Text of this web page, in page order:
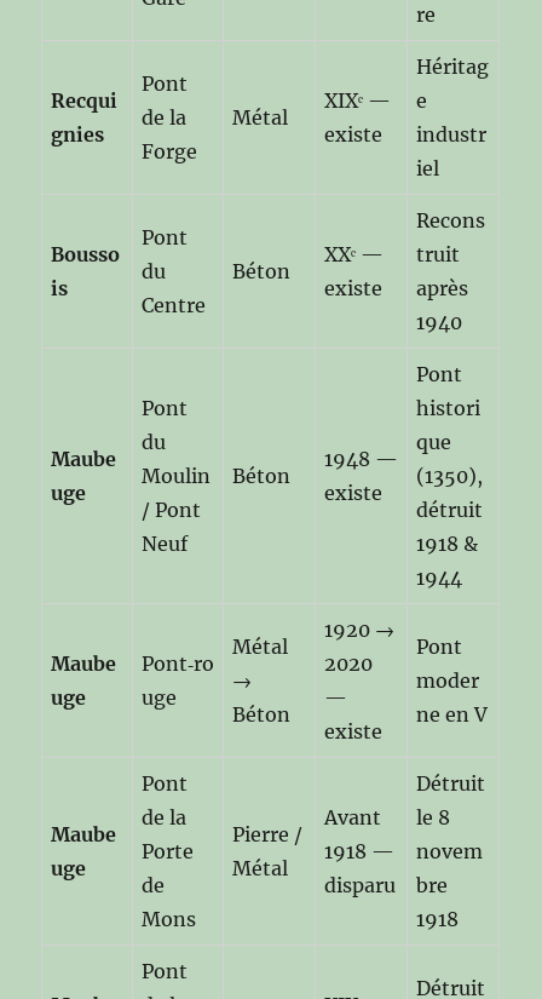
re
Recqui
gnies
Pont
de la
Forge
Métal
XIXᵉ —
existe
Héritag
e
industr
iel
Bousso
is
Pont
du
Centre
Béton
XXᵉ —
existe
Recons
truit
après
1940
Maube
uge
Pont
du
Moulin
/ Pont
Neuf
Béton
1948 —
existe
Pont
histori
que
(1350),
détruit
1918 &
1944
Maube
uge
Pont‑ro
uge
Métal
→
Béton
1920 →
2020
—
existe
Pont
moder
ne en V
Maube
uge
Pont
de la
Porte
de
Mons
Pierre /
Métal
Avant
1918 —
disparu
Détruit
le 8
novem
bre
1918
Pont
Détruit